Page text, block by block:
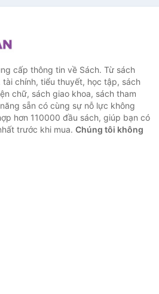
cấp thông tin về Sách. Từ sách
chính, tiểu thuyết, học tập, sách
chữ, sách giao khoa, sách tham
sẵn có cùng sự nỗ lực không
hơn 110000 đầu sách, giúp bạn có
trước khi mua. Chúng tôi không